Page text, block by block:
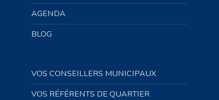
AGENDA
BLOG
VOS CONSEILLERS MUNICIPAUX
VOS RÉFÉRENTS DE QUARTIER